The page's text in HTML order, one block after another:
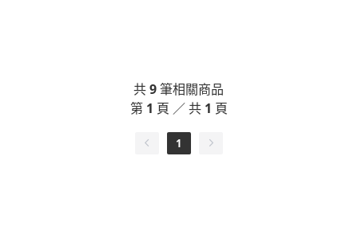
共9筆相關商品
第 1 頁 ／ 共 1 頁
1